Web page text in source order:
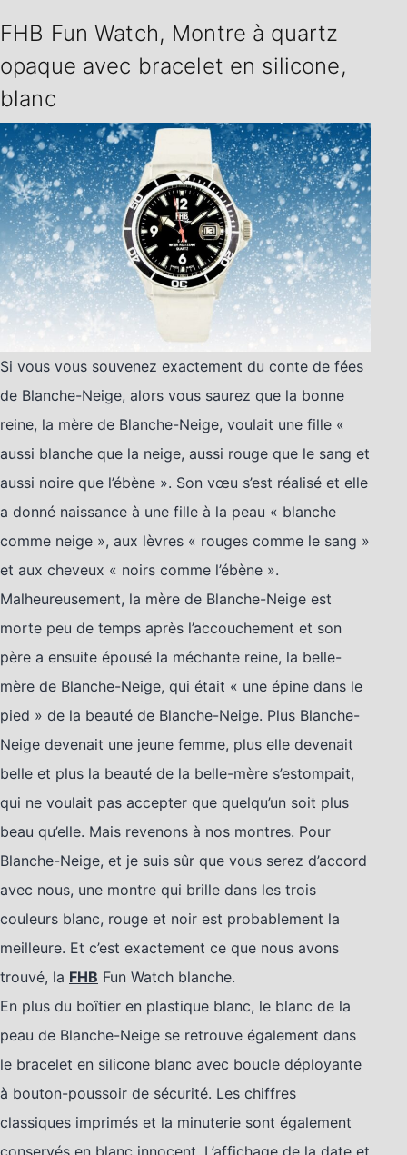
FHB Fun Watch, Montre à quartz
opaque avec bracelet en silicone,
blanc
Si vous vous souvenez exactement du conte de fées
de Blanche-Neige, alors vous saurez que la bonne
reine, la mère de Blanche-Neige, voulait une fille «
aussi blanche que la neige, aussi rouge que le sang et
aussi noire que l’ébène ». Son vœu s’est réalisé et elle
a donné naissance à une fille à la peau « blanche
comme neige », aux lèvres « rouges comme le sang »
et aux cheveux « noirs comme l’ébène ».
Malheureusement, la mère de Blanche-Neige est
morte peu de temps après l’accouchement et son
père a ensuite épousé la méchante reine, la belle-
mère de Blanche-Neige, qui était « une épine dans le
pied » de la beauté de Blanche-Neige. Plus Blanche-
Neige devenait une jeune femme, plus elle devenait
belle et plus la beauté de la belle-mère s’estompait,
qui ne voulait pas accepter que quelqu’un soit plus
beau qu’elle. Mais revenons à nos montres. Pour
Blanche-Neige, et je suis sûr que vous serez d’accord
avec nous, une montre qui brille dans les trois
couleurs blanc, rouge et noir est probablement la
meilleure. Et c’est exactement ce que nous avons
trouvé, la FHB Fun Watch blanche.
En plus du boîtier en plastique blanc, le blanc de la
peau de Blanche-Neige se retrouve également dans
le bracelet en silicone blanc avec boucle déployante
à bouton-poussoir de sécurité. Les chiffres
classiques imprimés et la minuterie sont également